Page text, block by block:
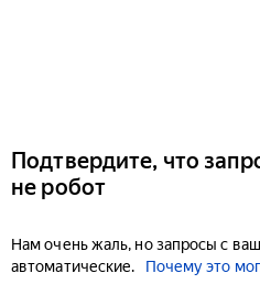
Подтвердите, что
не робот
Нам очень жаль, но запросы с
автоматические.
Почему это